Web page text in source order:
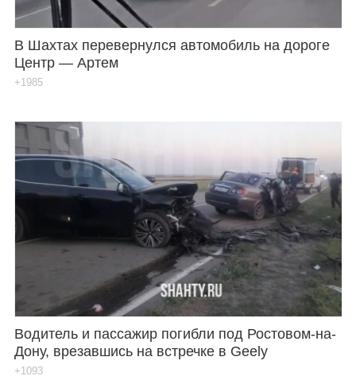
В Шахтах перевернулся автомобиль на дороге
Центр — Артем
+1985
Водитель и пассажир погибли под Ростовом-на-
Дону, врезавшись на встречке в Geely
+1093